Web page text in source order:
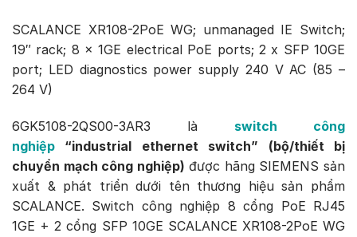
SCALANCE XR108-2PoE WG; unmanaged IE Switch;
19″ rack; 8 x 1GE electrical PoE ports; 2 x SFP 10GE
port; LED diagnostics power supply 240 V AC (85 –
264 V)
6GK5108-2QS00-3AR3 là switch công
nghiệp “industrial ethernet switch” (bộ/thiết bị
chuyển mạch công nghiệp) được hãng SIEMENS sản
xuất & phát triển dưới tên thương hiệu sản phẩm
SCALANCE. Switch công nghiệp 8 cổng PoE RJ45
1GE + 2 cổng SFP 10GE SCALANCE XR108-2PoE WG